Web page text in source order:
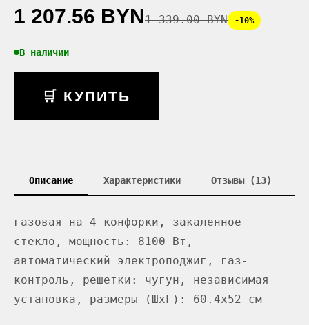
1 207.56 BYN1 339.00 BYN -10%
В наличии
🛒 КУПИТЬ
Описание Характеристики Отзывы (13)
газовая на 4 конфорки, закаленное
стекло, мощность: 8100 Вт,
автоматический электроподжиг, газ-
контроль, решетки: чугун, независимая
установка, размеры (ШхГ): 60.4x52 см